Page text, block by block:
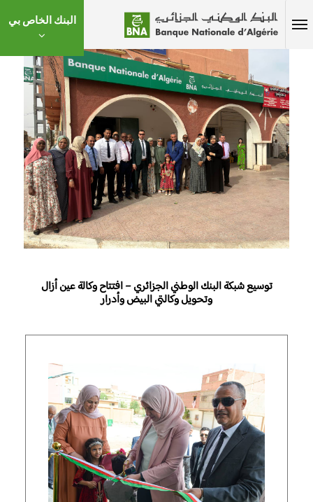
البنك الخاص بي
توسيع شبكة البنك الوطني الجزائري – افتتاح وكالة عين أزال
وتحويل وكالتي البيض وأدرار